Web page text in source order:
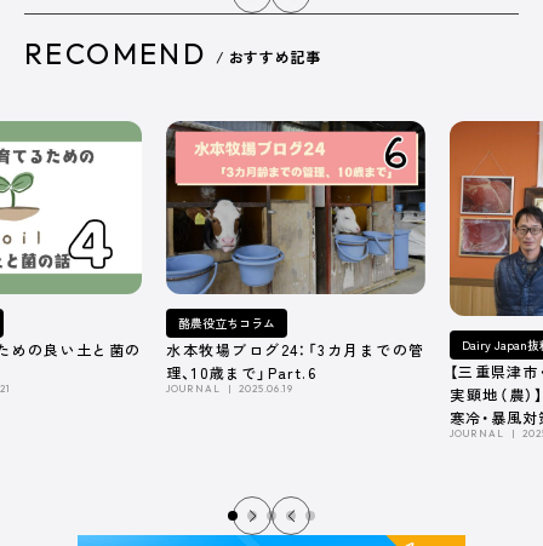
RECOMEND / おすすめ記事
めの良い土と菌の
酪農役立ちコラム
水本牧場ブログ24：「3カ月までの管
理、10歳まで」Part.6
JOURNAL 2025.06.19
Dairy Japan抜
【三重県津
実顕地（農
寒冷・暴風対
JOURNAL